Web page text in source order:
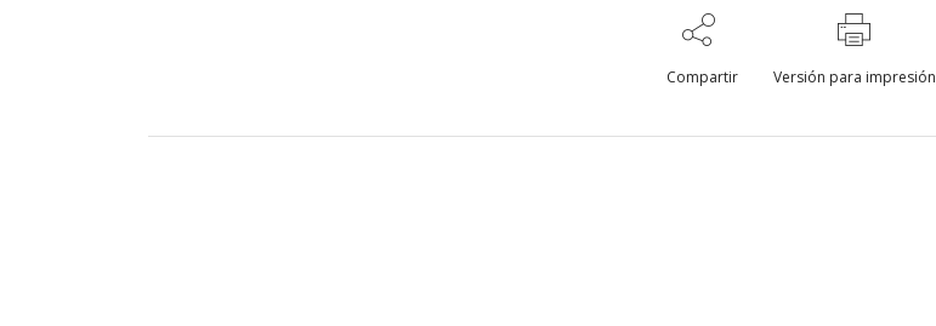
Compartir Versión para impresión